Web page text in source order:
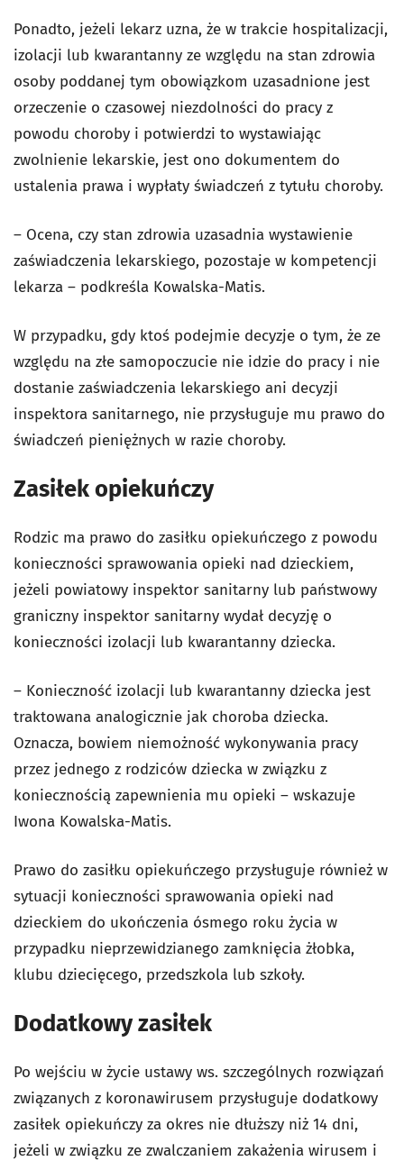
Ponadto, jeżeli lekarz uzna, że w trakcie hospitalizacji,
izolacji lub kwarantanny ze względu na stan zdrowia
osoby poddanej tym obowiązkom uzasadnione jest
orzeczenie o czasowej niezdolności do pracy z
powodu choroby i potwierdzi to wystawiając
zwolnienie lekarskie, jest ono dokumentem do
ustalenia prawa i wypłaty świadczeń z tytułu choroby.
– Ocena, czy stan zdrowia uzasadnia wystawienie
zaświadczenia lekarskiego, pozostaje w kompetencji
lekarza – podkreśla Kowalska-Matis.
W przypadku, gdy ktoś podejmie decyzje o tym, że ze
względu na złe samopoczucie nie idzie do pracy i nie
dostanie zaświadczenia lekarskiego ani decyzji
inspektora sanitarnego, nie przysługuje mu prawo do
świadczeń pieniężnych w razie choroby.
Zasiłek opiekuńczy
Rodzic ma prawo do zasiłku opiekuńczego z powodu
konieczności sprawowania opieki nad dzieckiem,
jeżeli powiatowy inspektor sanitarny lub państwowy
graniczny inspektor sanitarny wydał decyzję o
konieczności izolacji lub kwarantanny dziecka.
– Konieczność izolacji lub kwarantanny dziecka jest
traktowana analogicznie jak choroba dziecka.
Oznacza, bowiem niemożność wykonywania pracy
przez jednego z rodziców dziecka w związku z
koniecznością zapewnienia mu opieki – wskazuje
Iwona Kowalska-Matis.
Prawo do zasiłku opiekuńczego przysługuje również w
sytuacji konieczności sprawowania opieki nad
dzieckiem do ukończenia ósmego roku życia w
przypadku nieprzewidzianego zamknięcia żłobka,
klubu dziecięcego, przedszkola lub szkoły.
Dodatkowy zasiłek
Po wejściu w życie ustawy ws. szczególnych rozwiązań
związanych z koronawirusem przysługuje dodatkowy
zasiłek opiekuńczy za okres nie dłuższy niż 14 dni,
jeżeli w związku ze zwalczaniem zakażenia wirusem i